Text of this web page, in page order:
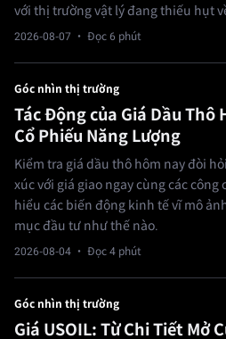
với thị trường vật lý đang thiếu hụt
2026-08-07 · Đọc 6 phút
Góc nhìn thị trường
Tác Động của Giá Dầu Thô
Cổ Phiếu Năng Lượng
Kiểm tra giá dầu thô hôm nay đòi
xúc với giá giao ngay cùng các
hiểu các biến động kinh tế vĩ mô
mục đầu tư như thế nào.
2026-08-04 · Đọc 4 phút
Góc nhìn thị trường
Giá USOIL: Từ Chi Tiết Mở